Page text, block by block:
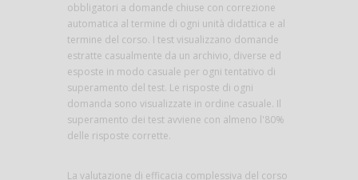
obbligatori a domande chiuse con correzione
automatica al termine di ogni unità didattica e al
termine del corso. I test visualizzano domande
estratte casualmente da un archivio, diverse ed
esposte in modo casuale per ogni tentativo di
superamento del test. Le risposte di ogni
domanda sono visualizzate in ordine casuale. Il
superamento dei test avviene con almeno l'80%
delle risposte corrette.
La valutazione di efficacia complessiva del corso